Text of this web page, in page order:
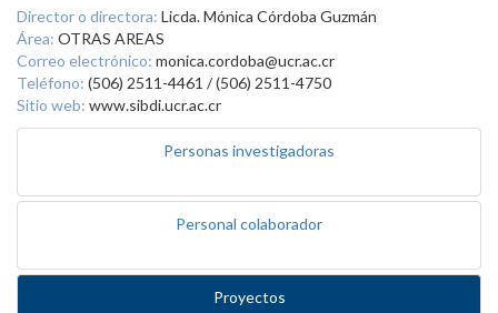
Director o directora: Licda. Mónica Córdoba Guzmán
Área: OTRAS AREAS
Correo electrónico: monica.cordoba@ucr.ac.cr
Teléfono: (506) 2511-4461 / (506) 2511-4750
Sitio web: www.sibdi.ucr.ac.cr
Personas investigadoras
Personal colaborador
Proyectos